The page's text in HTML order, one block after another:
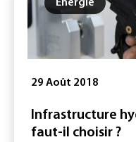
Énergie
29 Août 2018
Infrastructure
faut-il choisir ?